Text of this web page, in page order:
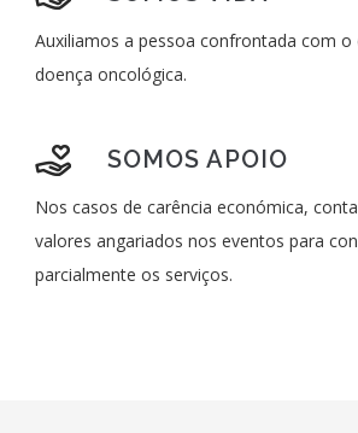
Auxiliamos a pessoa confrontada com o
doença oncológica.
SOMOS APOIO
Nos casos de carência económica,
valores angariados nos eventos para
parcialmente os serviços.